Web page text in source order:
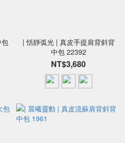
| 恬靜弧光 | 真皮手提肩背斜背
中包 22392
NT$3,680